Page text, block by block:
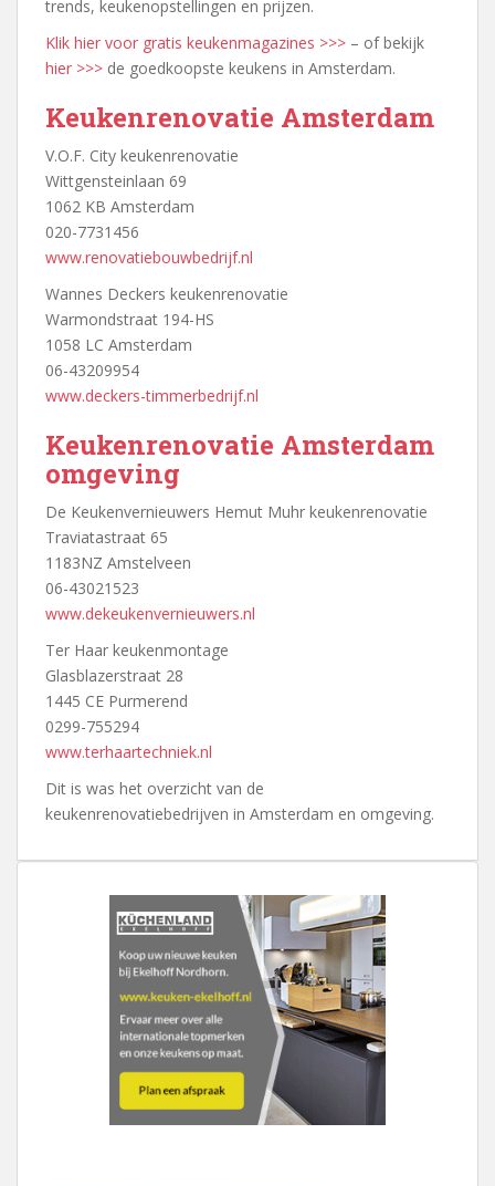
trends, keukenopstellingen en prijzen.
Klik hier voor gratis keukenmagazines >>> – of bekijk
hier >>> de goedkoopste keukens in Amsterdam.
Keukenrenovatie Amsterdam
V.O.F. City keukenrenovatie
Wittgensteinlaan 69
1062 KB Amsterdam
020-7731456
www.renovatiebouwbedrijf.nl
Wannes Deckers keukenrenovatie
Warmondstraat 194-HS
1058 LC Amsterdam
06-43209954
www.deckers-timmerbedrijf.nl
Keukenrenovatie Amsterdam
omgeving
De Keukenvernieuwers Hemut Muhr keukenrenovatie
Traviatastraat 65
1183NZ Amstelveen
06-43021523
www.dekeukenvernieuwers.nl
Ter Haar keukenmontage
Glasblazerstraat 28
1445 CE Purmerend
0299-755294
www.terhaartechniek.nl
Dit is was het overzicht van de
keukenrenovatiebedrijven in Amsterdam en omgeving.